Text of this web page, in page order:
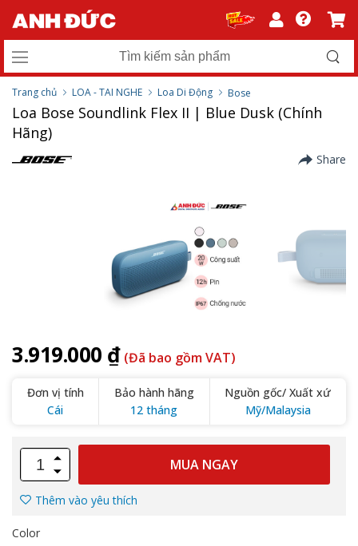
Trang chủ LOA - TAI NGHE Loa Di Động Bose
Loa Bose Soundlink Flex II | Blue Dusk (Chính
Hãng)
Share
3.919.000 ₫ (Đã bao gồm VAT)
Đơn vị tính
Cái
Bảo hành hãng
12 tháng
Nguồn gốc/ Xuất xứ
Mỹ/Malaysia
MUA NGAY
Thêm vào yêu thích
Color